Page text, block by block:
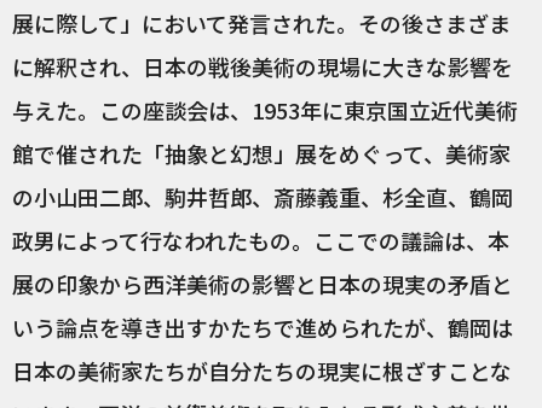
展に際して」において発言された。その後さまざま
に解釈され、日本の戦後美術の現場に大きな影響を
与えた。この座談会は、1953年に東京国立近代美術
館で催された「抽象と幻想」展をめぐって、美術家
の小山田二郎、駒井哲郎、斎藤義重、杉全直、鶴岡
政男によって行なわれたもの。ここでの議論は、本
展の印象から西洋美術の影響と日本の現実の矛盾と
いう論点を導き出すかたちで進められたが、鶴岡は
日本の美術家たちが自分たちの現実に根ざすことな